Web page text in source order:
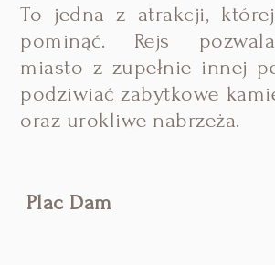
To jedna z atrakcji,
pominąć. Rejs
miasto z zupełnie innej
podziwiać zabytkowe
oraz urokliwe nabrzeża.
Plac Dam